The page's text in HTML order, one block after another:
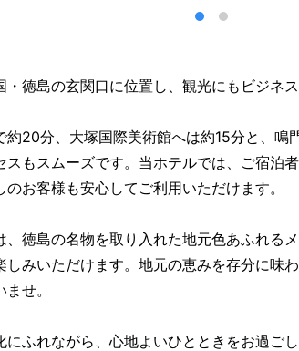
・徳島の玄関口に位置し、観光にもビジネ
約20分、大塚国際美術館へは約15分と、鳴
スもスムーズです。当ホテルでは、ご宿泊
のお客様も安心してご利用いただけます。
、徳島の名物を取り入れた地元色あふれる
しみいただけます。地元の恵みを存分に味
せ。
にふれながら、心地よいひとときをお過ご